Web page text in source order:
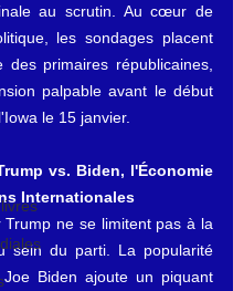
au scrutin. Au cœur de
les sondages placent
des primaires républicaines,
palpable avant le début
le 15 janvier.
vs. Biden, l'Économie
Internationales
Trump ne se limitent pas à la
sein du parti. La popularité
Biden ajoute un piquant